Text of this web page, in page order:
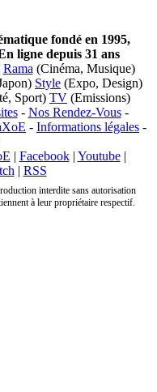
fondé en 1995,
ligne depuis 31 ans
Rama (Cinéma, Musique)
Style (Expo, Design)
Sport) TV (Emissions)
- Nos Rendez-Vous-
- Informations légales -
| Facebook| Youtube|
| RSS
interdite sans autorisation
à leur propriétaire respectif.